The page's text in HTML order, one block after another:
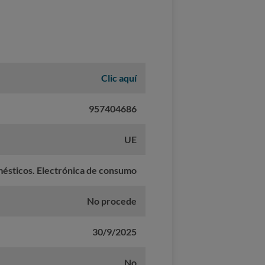
Clic aquí
957404686
UE
Electrónica de consumo
No procede
30/9/2025
No